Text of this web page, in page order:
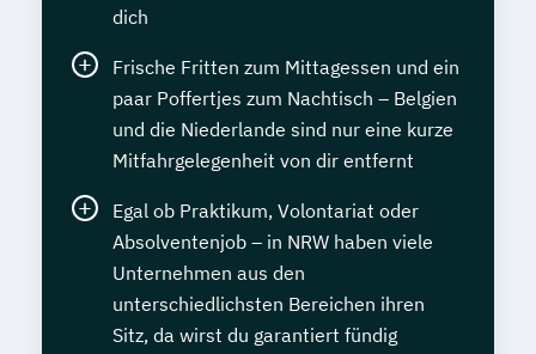
dich
Frische Fritten zum Mittagessen und ein
paar Poffertjes zum Nachtisch – Belgien
und die Niederlande sind nur eine kurze
Mitfahrgelegenheit von dir entfernt
Egal ob Praktikum, Volontariat oder
Absolventenjob – in NRW haben viele
Unternehmen aus den
unterschiedlichsten Bereichen ihren
Sitz, da wirst du garantiert fündig